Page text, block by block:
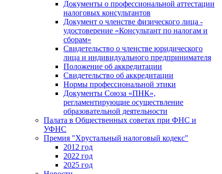
Документы о профессиональной аттестации
налоговых консультантов
Документ о членстве физического лица -
удостоверение «Консультант по налогам и
сборам»
Свидетельство о членстве юридического
лица и индивидуального предпринимателя
Положение об аккредитации
Свидетельство об аккредитации
Нормы профессиональной этики
Документы Союза «ПНК»,
регламентирующие осуществление
образовательной деятельности
Палата в Общественных советах при ФНС и
УФНС
Премия "Хрустальный налоговый кодекс"
2012 год
2022 год
2025 год